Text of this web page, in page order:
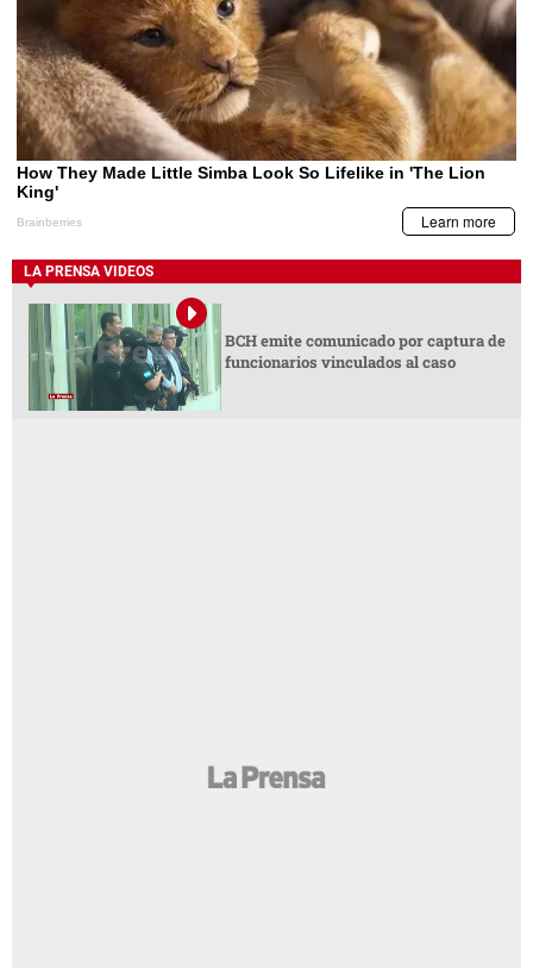
LA PRENSA VIDEOS
BCH emite comunicado por captura de
funcionarios vinculados al caso